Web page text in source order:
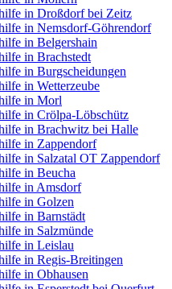
in Droßdorf bei Zeitz
in Nemsdorf-Göhrendorf
in Belgershain
in Brachstedt
in Burgscheidungen
in Wetterzeube
in Morl
in Crölpa-Löbschütz
in Brachwitz bei Halle
in Zappendorf
in Salzatal OT Zappendorf
in Beucha
in Amsdorf
in Golzen
in Barnstädt
in Salzmünde
in Leislau
in Regis-Breitingen
in Obhausen